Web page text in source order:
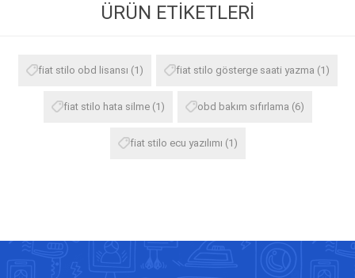
ÜRÜN ETIKETLERI
fiat stilo obd lisansı (1) fiat stilo gösterge saati yazma (1)
fiat stilo hata silme (1) obd bakım sıfırlama (6)
fiat stilo ecu yazılımı (1)